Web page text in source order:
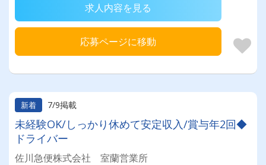
求人内容を見る
応募ページに移動
新着 7/9掲載
未経験OK/しっかり休めて安定収入/賞与年2回◆
ドライバー
佐川急便株式会社 室蘭営業所